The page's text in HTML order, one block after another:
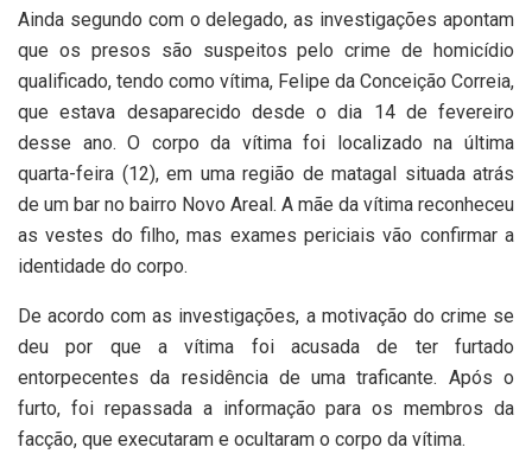
Ainda segundo com o delegado, as investigações apontam
que os presos são suspeitos pelo crime de homicídio
qualificado, tendo como vítima, Felipe da Conceição Correia,
que estava desaparecido desde o dia 14 de fevereiro
desse ano. O corpo da vítima foi localizado na última
quarta-feira (12), em uma região de matagal situada atrás
de um bar no bairro Novo Areal. A mãe da vítima reconheceu
as vestes do filho, mas exames periciais vão confirmar a
identidade do corpo.
De acordo com as investigações, a motivação do crime se
deu por que a vítima foi acusada de ter furtado
entorpecentes da residência de uma traficante. Após o
furto, foi repassada a informação para os membros da
facção, que executaram e ocultaram o corpo da vítima.